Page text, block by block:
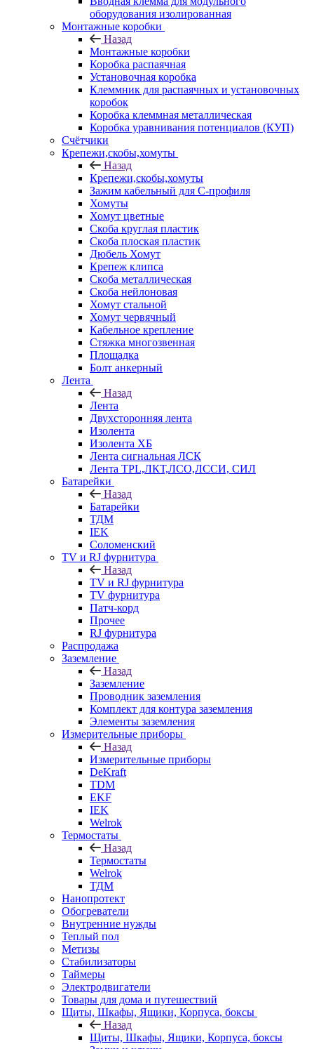
оборудования изолированная
Монтажные коробки
Назад
Монтажные коробки
Коробка распаячная
Установочная коробка
Клеммник для распаячных и установочных
коробок
Коробка клеммная металлическая
Коробка уравнивания потенциалов (КУП)
Счётчики
Крепежи,скобы,хомуты
Назад
Крепежи,скобы,хомуты
Зажим кабельный для С-профиля
Хомуты
Хомут цветные
Скоба круглая пластик
Скоба плоская пластик
Дюбель Хомут
Крепеж клипса
Скоба металлическая
Скоба нейлоновая
Хомут стальной
Хомут червячный
Кабельное крепление
Стяжка многозвенная
Площадка
Болт анкерный
Лента
Назад
Лента
Двухсторонняя лента
Изолента
Изолента ХБ
Лента сигнальная ЛСК
Лента TPL,ЛКТ,ЛСО,ЛССИ, СИЛ
Батарейки
Назад
Батарейки
ТДМ
IEK
Соломенский
TV и RJ фурнитура
Назад
TV и RJ фурнитура
TV фурнитура
Патч-корд
Прочее
RJ фурнитура
Распродажа
Заземление
Назад
Заземление
Проводник заземления
Комплект для контура заземления
Элементы заземления
Измерительные приборы
Назад
Измерительные приборы
DeKraft
TDM
EKF
IEK
Welrok
Термостаты
Назад
Термостаты
Welrok
ТДМ
Нанопротект
Обогреватели
Внутренние нужды
Теплый пол
Метизы
Стабилизаторы
Таймеры
Электродвигатели
Товары для дома и путешествий
Щиты, Шкафы, Ящики, Корпуса, боксы
Назад
Щиты, Шкафы, Ящики, Корпуса, боксы